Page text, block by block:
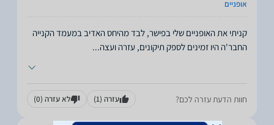
אופניים
קניתי את האופניים שלי בפישר, לבד מהיחס האדיב במעמד הקנייה
החבר'ה היו זמינים לספק תיקונים, עזרה ועצה...
חוות הדעת עזרה לכם? עזרה (1) לא עזרה (0)